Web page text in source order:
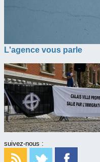
L'agence vous parle
suivez-nous :